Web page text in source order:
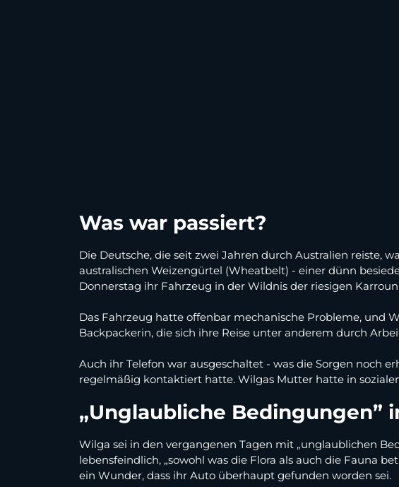
Was war passiert?
Die Deutsche, die seit zwei Jahren durch Australien reiste,
australischen Weizengürtel (Wheatbelt) - einer dünn
Donnerstag ihr Fahrzeug in der Wildnis der riesigen
Das Fahrzeug hatte offenbar mechanische Probleme, und
Backpackerin, die sich ihre Reise unter anderem durch
Auch ihr Telefon war ausgeschaltet - was die Sorgen noch
regelmäßig kontaktiert hatte. Wilgas Mutter hatte in
„Unglaubliche Bedingungen”
Wilga sei in den vergangenen Tagen mit „unglaublichen
lebensfeindlich, „sowohl was die Flora als auch die Fauna
ein Wunder, dass ihr Auto überhaupt gefunden worden sei.